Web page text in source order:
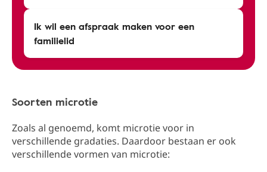
Ik wil een afspraak maken voor een
familielid
Soorten microtie
Zoals al genoemd, komt microtie voor in
verschillende gradaties. Daardoor bestaan er ook
verschillende vormen van microtie: